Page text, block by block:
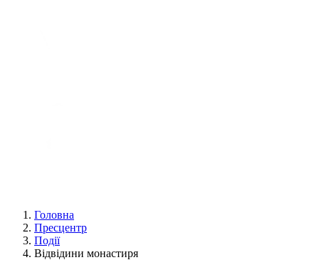
Головна
Пресцентр
Події
Відвідини монастиря